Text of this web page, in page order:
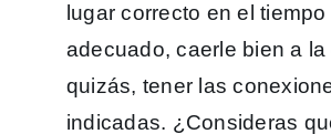
lugar correcto en el tiempo
adecuado, caerle bien a la
quizás, tener las
indicadas. ¿Consideras